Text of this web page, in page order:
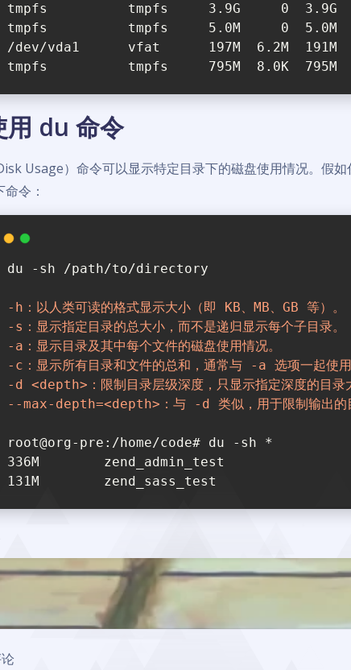
tmpfs          tmpfs     3.9G     0  3.9G
tmpfs          tmpfs     5.0M     0  5.0M
/dev/vda1      vfat      197M  6.2M  191M
tmpfs          tmpfs     795M  8.0K  795M
用 du 命令
Usage）命令可以显示特定目录下的磁盘使用情况。假
令：
du -sh /path/to/directory
-h：以人类可读的格式显示大小（即 KB、MB、GB 等）。
-s：显示指定目录的总大小，而不是递归显示每个子目录。
-a：显示目录及其中每个文件的磁盘使用情况。
-c：显示所有目录和文件的总和，通常与 -a 选项一起使用
-d <depth>：限制目录层级深度，只显示指定深度的目录
--max-depth=<depth>：与 -d 类似，用于限制输出的
root@org-pre:/home/code# du -sh *
336M        zend_admin_test
131M        zend_sass_test
豆